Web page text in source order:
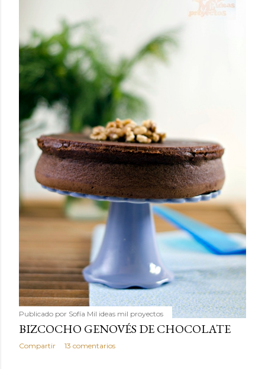
Publicado por Sofía Mil ideas mil proyectos
BIZCOCHO GENOVÉS DE CHOCOLATE
Compartir 13 comentarios